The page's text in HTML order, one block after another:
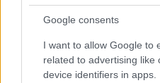
Google consents
I want to allow Google to
related to advertising like
device identifiers in apps.
elevenednek meg a régi
tíz programot, amelyeket